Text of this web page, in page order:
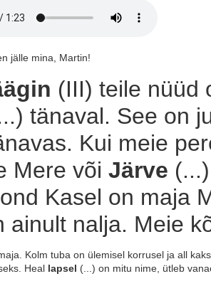
jälle mina, Martin!
(III) teile nüüd
tänaval. See on
Kui meie
Mere või Järve
Kasel on maja
ainult nalja. Meie
Kolm tuba on ülemisel korrusel ja all
Heal lapsel (...) on mitu nime, ütleb